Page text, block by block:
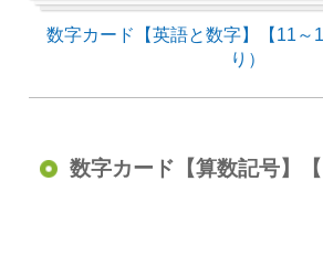
数字カード【英語と数字】【11～
り）
数字カード【算数記号】【